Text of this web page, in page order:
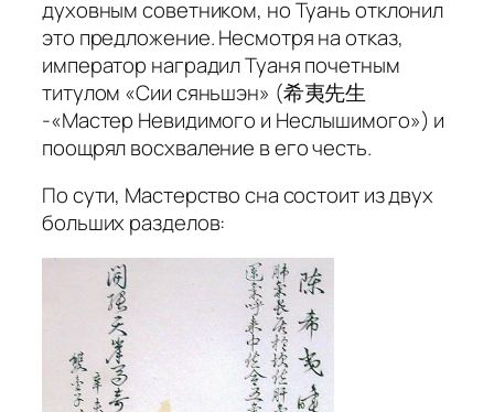
духовным советником, но Туань отклонил
это предложение. Несмотря на отказ,
император наградил Туаня почетным
титулом «Сии сяньшэн» (希夷先生
-«Мастер Невидимого и Неслышимого») и
поощрял восхваление в его честь.
По сути, Мастерство сна состоит из двух
больших разделов: